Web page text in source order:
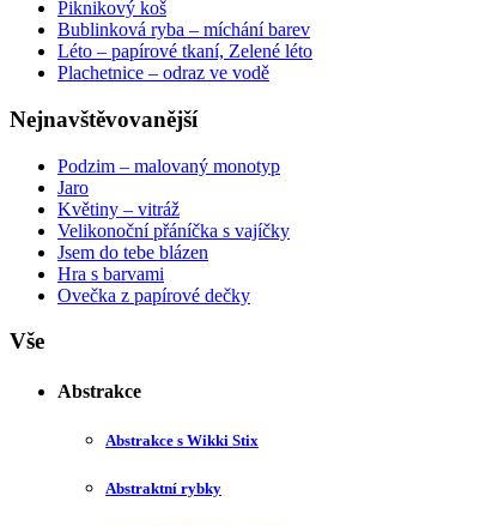
Piknikový koš
Bublinková ryba – míchání barev
Léto – papírové tkaní, Zelené léto
Plachetnice – odraz ve vodě
Nejnavštěvovanější
Podzim – malovaný monotyp
Jaro
Květiny – vitráž
Velikonoční přáníčka s vajíčky
Jsem do tebe blázen
Hra s barvami
Ovečka z papírové dečky
Vše
Abstrakce
Abstrakce s Wikki Stix
Abstraktní rybky